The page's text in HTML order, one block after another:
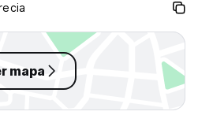
mapa